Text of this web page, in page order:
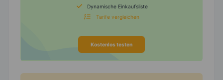
Dynamische Einkaufsliste
Tarife vergleichen
Kostenlos testen